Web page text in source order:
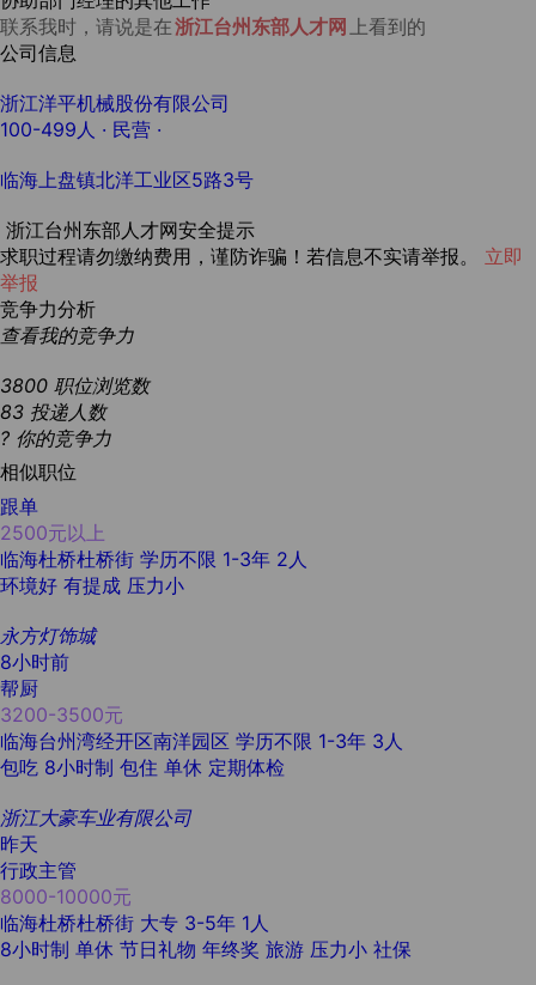
联系我时，请说是在浙江台州东部人才网 上看到的
公司信息
浙江洋平机械股份有限公司
100-499人 · 民营 ·
临海上盘镇北洋工业区5路3号
浙江台州东部人才网安全提示
求职过程请勿缴纳费用，谨防诈骗！若信息不实请举报。 立即
举报
竞争力分析
查看我的竞争力
3800 职位浏览数
83 投递人数
? 你的竞争力
相似职位
跟单
2500元以上
临海杜桥杜桥街 学历不限 1-3年 2人
环境好 有提成 压力小
永方灯饰城
8小时前
帮厨
3200-3500元
临海台州湾经开区南洋园区 学历不限 1-3年 3人
包吃 8小时制 包住 单休 定期体检
浙江大豪车业有限公司
昨天
行政主管
8000-10000元
临海杜桥杜桥街 大专 3-5年 1人
8小时制 单休 节日礼物 年终奖 旅游 压力小 社保